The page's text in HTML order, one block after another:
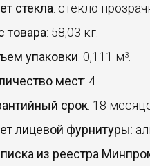
стекла: стекло
товара: 58,03 кг.
упаковки: 0,111 м3.
мест: 4.
срок: 18
лицевой фурнитуры:
из реестра